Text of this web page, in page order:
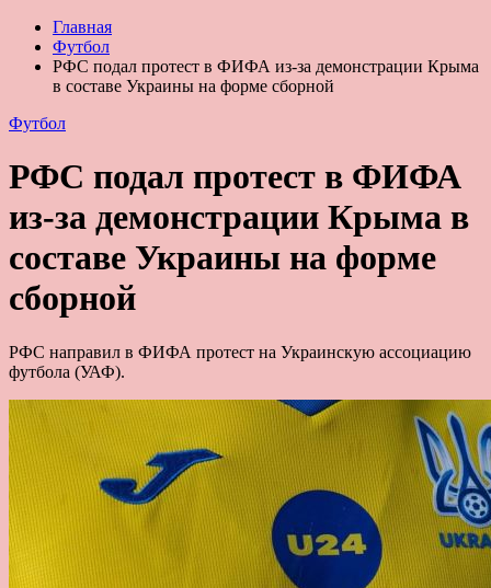
Главная
Футбол
РФС подал протест в ФИФА из-за демонстрации Крыма
в составе Украины на форме сборной
Футбол
РФС подал протест в ФИФА
из-за демонстрации Крыма в
составе Украины на форме
сборной
РФС направил в ФИФА протест на Украинскую ассоциацию
футбола (УАФ).